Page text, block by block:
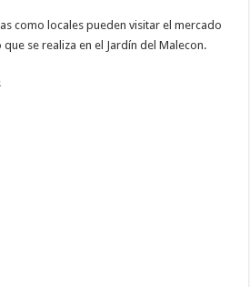
como locales pueden visitar el mercado
se realiza en el Jardín del Malecon.